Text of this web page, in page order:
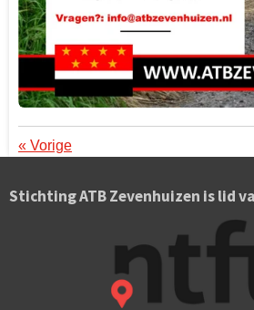
« Vorige
Stichting ATB Zevenhuizen is lid